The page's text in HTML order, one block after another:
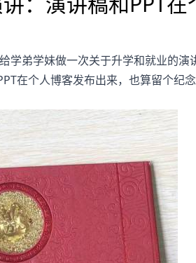
学弟学妹做一次关于升学和就业的
在个人博客发布出来，也算留个纪